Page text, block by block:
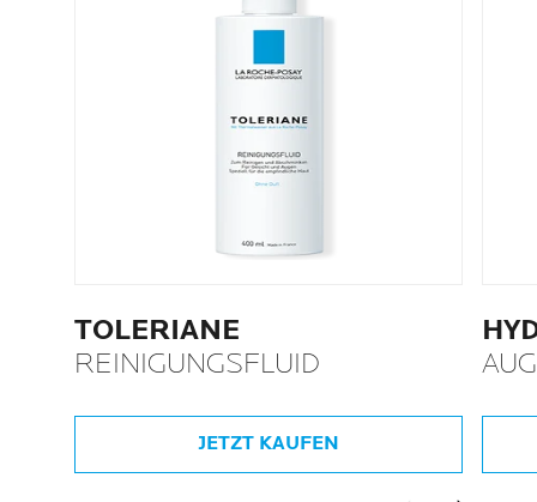
TOLERIANE
REINIGUNGSFLUID
JETZT KAUFEN